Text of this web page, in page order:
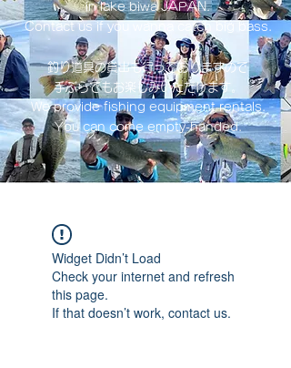
in lake biwa ​JAPAN.
Contact us if you wanna catch big bass.
釣り道具の貸出も行っておりますので
手ぶらでもお楽しみいただけます。
We provide fishing equipment rentals.
You can come empty-handed.
Widget Didn’t Load
Check your internet and refresh
this page.
If that doesn’t work, contact us.